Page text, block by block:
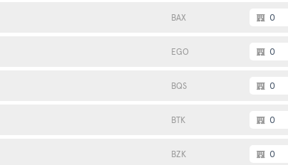
BAX 0
EGO 0
BQS 0
ВТК 0
BZK 0